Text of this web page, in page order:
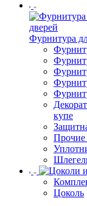
Фурнитура
купе
Прочие
Цоколь